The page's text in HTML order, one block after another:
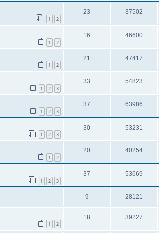
1 2
23 37502
1 2
16 46600
1 2
21 47417
1 2 3
33 54823
1 2 3
37 63986
1 2 3
30 53231
1 2
20 40254
1 2 3
37 53669
9 28121
1 2
18 39227